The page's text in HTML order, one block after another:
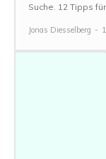
Suche. 12 Tipps
Jonas Diesselberg -